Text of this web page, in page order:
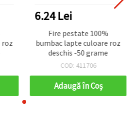
roz
6.24 Lei
Fire pestate 100%
bumbac lapte culoare roz
deschis -50 grame
COD: 411706
Adaugă în Coş